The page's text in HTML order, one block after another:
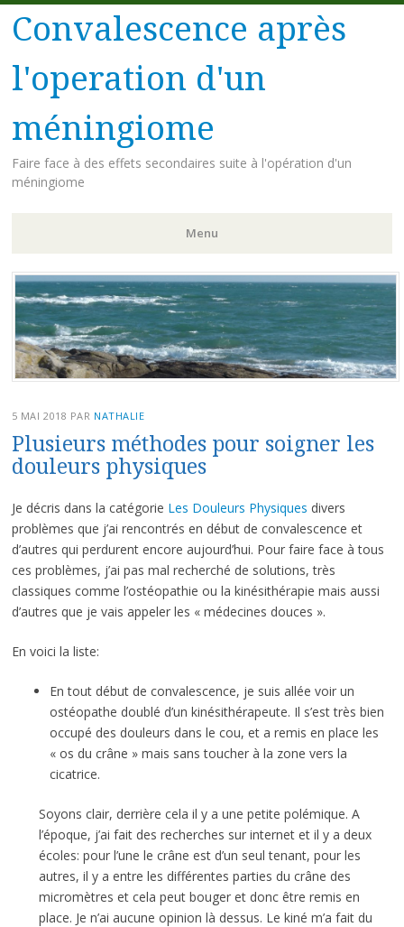
Convalescence après
l'operation d'un
méningiome
Faire face à des effets secondaires suite à l'opération d'un
méningiome
Menu
Aller
au
contenu
principal
5 MAI 2018 PAR NATHALIE
Plusieurs méthodes pour soigner les
douleurs physiques
Je décris dans la catégorie Les Douleurs Physiques divers
problèmes que j’ai rencontrés en début de convalescence et
d’autres qui perdurent encore aujourd’hui. Pour faire face à tous
ces problèmes, j’ai pas mal recherché de solutions, très
classiques comme l’ostéopathie ou la kinésithérapie mais aussi
d’autres que je vais appeler les « médecines douces ».
En voici la liste:
En tout début de convalescence, je suis allée voir un
ostéopathe doublé d’un kinésithérapeute. Il s’est très bien
occupé des douleurs dans le cou, et a remis en place les
« os du crâne » mais sans toucher à la zone vers la
cicatrice.
Soyons clair, derrière cela il y a une petite polémique. A
l’époque, j’ai fait des recherches sur internet et il y a deux
écoles: pour l’une le crâne est d’un seul tenant, pour les
autres, il y a entre les différentes parties du crâne des
micromètres et cela peut bouger et donc être remis en
place. Je n’ai aucune opinion là dessus. Le kiné m’a fait du